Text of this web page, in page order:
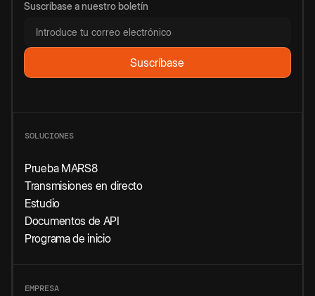
Suscríbase a nuestro boletín
SOLUCIONES
Prueba MARS8
Transmisiones en directo
Estudio
Documentos de API
Programa de inicio
EMPRESA